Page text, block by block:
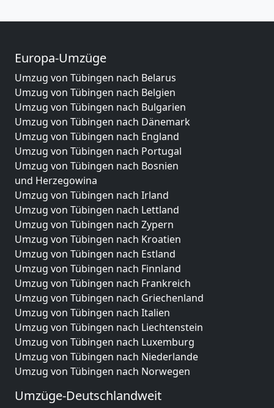
Europa-Umzüge
Umzug von Tübingen nach Belarus
Umzug von Tübingen nach Belgien
Umzug von Tübingen nach Bulgarien
Umzug von Tübingen nach Dänemark
Umzug von Tübingen nach England
Umzug von Tübingen nach Portugal
Umzug von Tübingen nach Bosnien
und Herzegowina
Umzug von Tübingen nach Irland
Umzug von Tübingen nach Lettland
Umzug von Tübingen nach Zypern
Umzug von Tübingen nach Kroatien
Umzug von Tübingen nach Estland
Umzug von Tübingen nach Finnland
Umzug von Tübingen nach Frankreich
Umzug von Tübingen nach Griechenland
Umzug von Tübingen nach Italien
Umzug von Tübingen nach Liechtenstein
Umzug von Tübingen nach Luxemburg
Umzug von Tübingen nach Niederlande
Umzug von Tübingen nach Norwegen
Umzüge-Deutschlandweit